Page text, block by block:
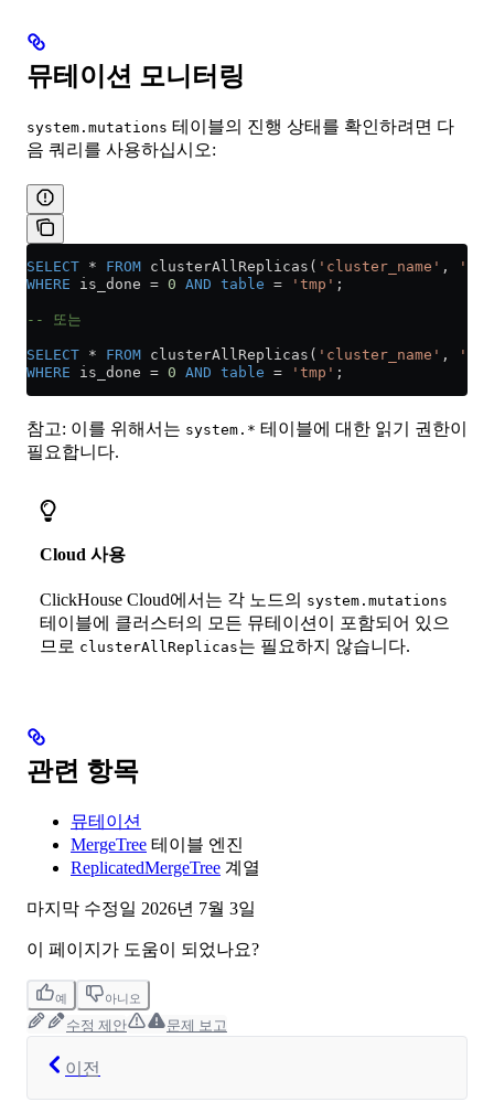
뮤테이션 모니터링
system.mutations 테이블의 진행 상태를 확인하려면 다
음 쿼리를 사용하십시오:
SELECT * FROM clusterAllReplicas( 'cluster_name' ,
WHERE is_done = 0 AND table = 'tmp' ;
-- 또는
SELECT * FROM clusterAllReplicas( 'cluster_name' ,
WHERE is_done = 0 AND table = 'tmp' ;
참고: 이를 위해서는 system.* 테이블에 대한 읽기 권한이
필요합니다.
Cloud 사용
ClickHouse Cloud에서는 각 노드의 system.mutations
테이블에 클러스터의 모든 뮤테이션이 포함되어 있으
므로 clusterAllReplicas는 필요하지 않습니다.
관련 항목
뮤테이션
MergeTree 테이블 엔진
ReplicatedMergeTree 계열
마지막 수정일 2026년 7월 3일
이 페이지가 도움이 되었나요?
예 아니오
수정 제안 문제 보고
이전